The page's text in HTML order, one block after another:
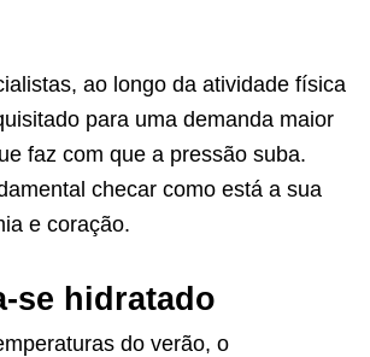
ao longo da atividade física
para uma demanda maior
faz com que a pressão suba.
checar como está a sua
e coração.
se hidratado
do verão, o